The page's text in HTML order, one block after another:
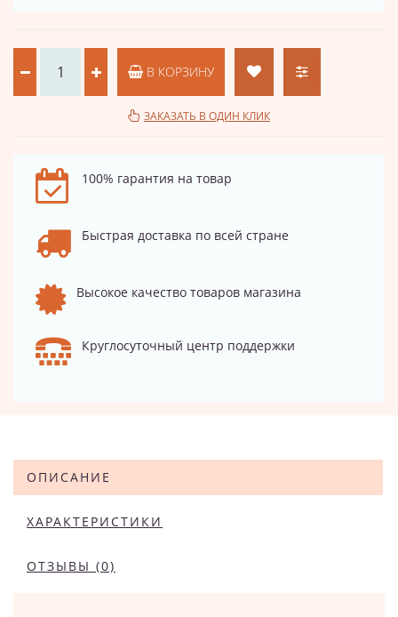
В КОРЗИНУ
ЗАКАЗАТЬ В ОДИН КЛИК
100% гарантия на товар
Быстрая доставка по всей стране
Высокое качество товаров магазина
Круглосуточный центр поддержки
ОПИСАНИЕ
ХАРАКТЕРИСТИКИ
ОТЗЫВЫ (0)